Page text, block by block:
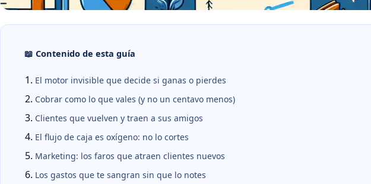
📖 Contenido de esta guía
El motor invisible que decide si ganas o pierdes
Cobrar como lo que vales (y no un centavo menos)
Clientes que vuelven y traen a sus amigos
El flujo de caja es oxígeno: no lo cortes
Marketing: los faros que atraen clientes nuevos
Los gastos que te sangran sin que lo notes